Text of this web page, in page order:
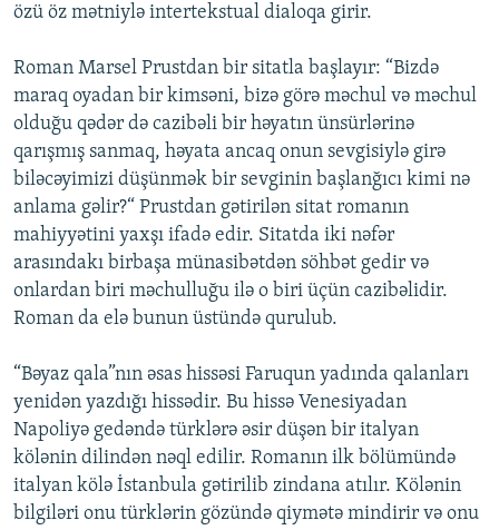
özü öz mətniylə intertekstual dialoqa girir.
Roman Marsel Prustdan bir sitatla başlayır: “Bizdə
maraq oyadan bir kimsəni, bizə görə məchul və məchul
olduğu qədər də cazibəli bir həyatın ünsürlərinə
qarışmış sanmaq, həyata ancaq onun sevgisiylə girə
biləcəyimizi düşünmək bir sevginin başlanğıcı kimi nə
anlama gəlir?“ Prustdan gətirilən sitat romanın
mahiyyətini yaxşı ifadə edir. Sitatda iki nəfər
arasındakı birbaşa münasibətdən söhbət gedir və
onlardan biri məchulluğu ilə o biri üçün cazibəlidir.
Roman da elə bunun üstündə qurulub.
“Bəyaz qala”nın əsas hissəsi Faruqun yadında qalanları
yenidən yazdığı hissədir. Bu hissə Venesiyadan
Napoliyə gedəndə türklərə əsir düşən bir italyan
kölənin dilindən nəql edilir. Romanın ilk bölümündə
italyan kölə İstanbula gətirilib zindana atılır. Kölənin
bilgiləri onu türklərin gözündə qiymətə mindirir və onu